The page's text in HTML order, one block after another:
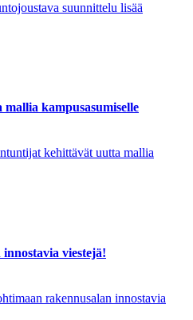
suunnittelu lisää
kampusasumiselle
kehittävät uutta mallia
viestejä!
rakennusalan innostavia